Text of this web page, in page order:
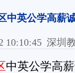
中英公学高薪
10:10:45 深圳
中英公学高